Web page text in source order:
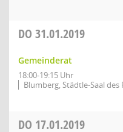
DO 31.01.2019
Gemeinderat
18:00-19:15 Uhr
Blumberg, Städtle-Saal
DO 17.01.2019